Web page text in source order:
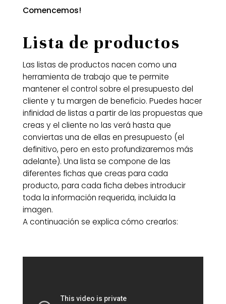
Comencemos!
Lista de productos
Las listas de productos nacen como una
herramienta de trabajo que te permite
mantener el control sobre el presupuesto del
cliente y tu margen de beneficio. Puedes hacer
infinidad de listas a partir de las propuestas que
creas y el cliente no las verá hasta que
conviertas una de ellas en presupuesto (el
definitivo, pero en esto profundizaremos más
adelante). Una lista se compone de las
diferentes fichas que creas para cada
producto, para cada ficha debes introducir
toda la información requerida, incluida la
imagen.
A continuación se explica cómo crearlos: